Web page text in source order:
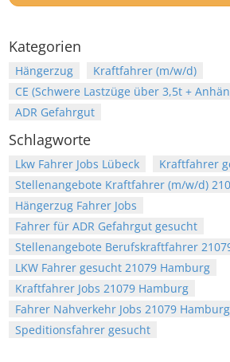
Kategorien
Hängerzug
Kraftfahrer (m/w/d)
CE (Schwere Lastzüge über 3,5t +
ADR Gefahrgut
Schlagworte
Lkw Fahrer Jobs Lübeck
Kraftfahrer
Stellenangebote Kraftfahrer (m/w/d)
Hängerzug Fahrer Jobs
Fahrer für ADR Gefahrgut gesucht
Stellenangebote Berufskraftfahrer
LKW Fahrer gesucht 21079 Hamburg
Kraftfahrer Jobs 21079 Hamburg
Fahrer Nahverkehr Jobs 21079 Hamburg
Speditionsfahrer gesucht